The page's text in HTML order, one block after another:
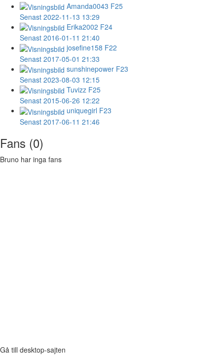
Amanda0043 F25
Senast 2022-11-13 13:29
Erika2002 F24
Senast 2016-01-11 21:40
josefine158 F22
Senast 2017-05-01 21:33
sunshinepower F23
Senast 2023-08-03 12:15
Tuvizz F25
Senast 2015-06-26 12:22
uniquegirl F23
Senast 2017-06-11 21:46
Fans (0)
Bruno har inga fans
Gå till desktop-sajten